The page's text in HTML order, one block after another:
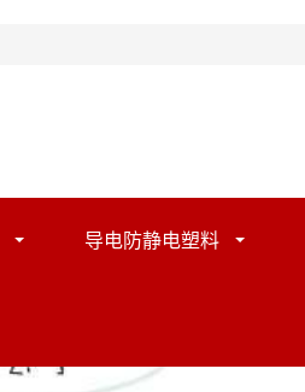
导电防静电塑料